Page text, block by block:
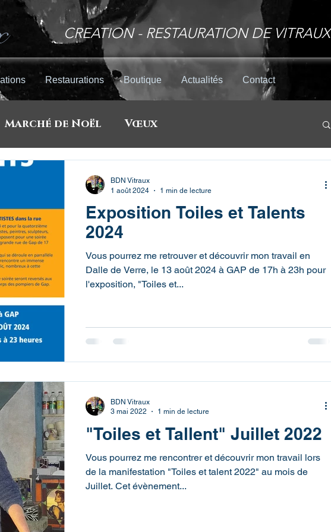
CREATION - RESTAURATION DE VITRAUX
Restaurations Boutique Actualités Contact
Marché de Noël Vœux
Rotary Club
Exposition Toiles et Talents
2024
Vous pourrez me retrouver et découvrir mon travail en
Dalle de Verre, le 13 août 2024 à GAP de 17h à 23h pour
l'exposition, "Toiles et...
BDN Vitraux
1 août 2024
1 min de lecture
"Toiles et Tallent" Juillet 2022
Vous pourrez me rencontrer et découvrir mon travail lors
de la manifestation "Toiles et talent 2022" au mois de
Juillet. Cet évènement...
BDN Vitraux
3 mai 2022
1 min de lecture